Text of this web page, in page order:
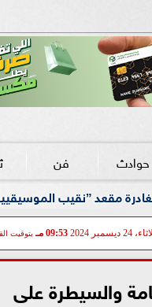
حوادث فن
نهائياً: سأعود
24 ديسمبر 2024 09:53 مـ بتوقيت
والسيطرة على